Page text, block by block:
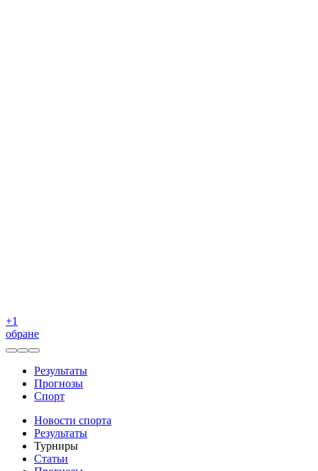
+1
обране
Результаты
Прогнозы
Спорт
Новости спорта
Результаты
Турниры
Статьи